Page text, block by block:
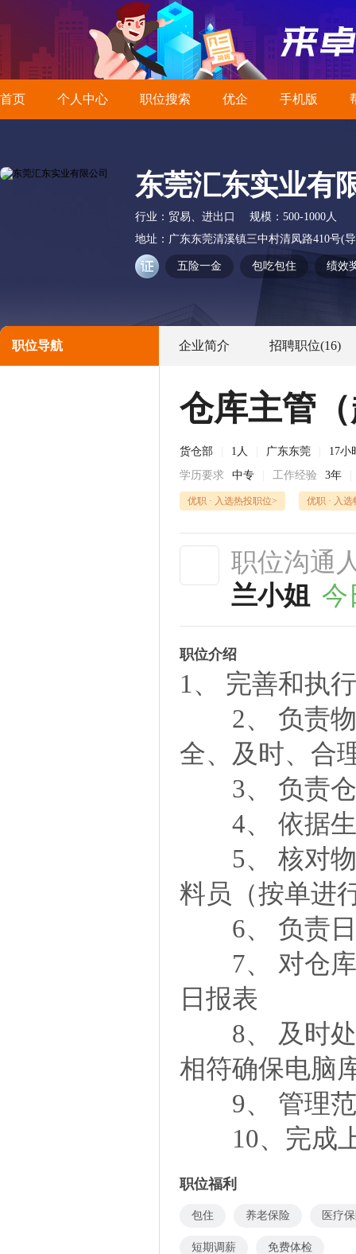
首页 个人中心 职位搜索 优企 手机版
东莞汇东实业有
行业： 贸易、进出口 规模： 500-1000人
地址： 广东东莞清溪镇三中村清凤路410号(
五险一金 包吃包住 绩效
职位导航 企业简介 招聘职位(16)
仓库主管
货仓部 1人 广东东莞
17小
学历要求
中专 工作经验 3年
优职 · 入选热投职位> 优职 · 入
职位沟通
兰小姐 今
职位介绍
1、 完善和执
2、 负责物
全、及时、合
3、 负责仓
4、 依据生
5、 核对物
料员（按单进
6、 负责日
7、 对仓库
日报表
8、 及时处
相符确保电脑
9、 管理范
10、完成上
职位福利
包住 养老保险 医疗
短期调薪 免费体检